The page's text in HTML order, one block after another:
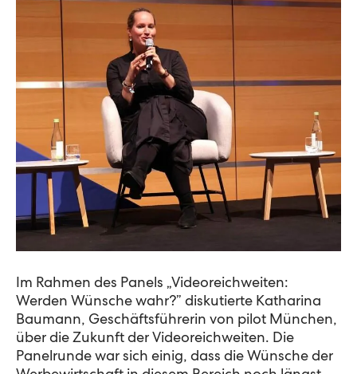
Im Rahmen des Panels „Videoreichweiten:
Werden Wünsche wahr?” diskutierte Katharina
Baumann, Geschäftsführerin von pilot München,
über die Zukunft der Videoreichweiten. Die
Panelrunde war sich einig, dass die Wünsche der